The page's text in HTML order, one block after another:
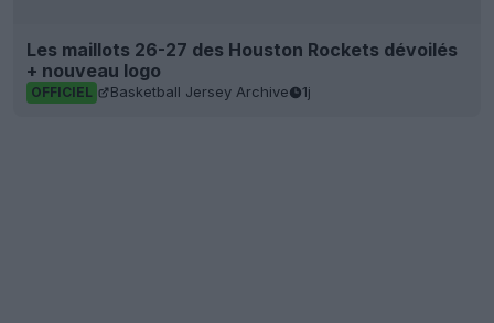
Les maillots 26-27 des Houston Rockets dévoilés
+ nouveau logo
OFFICIEL Basketball Jersey Archive 1j